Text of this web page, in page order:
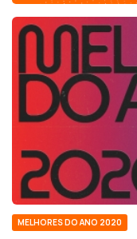
MELHORES DO ANO 2020